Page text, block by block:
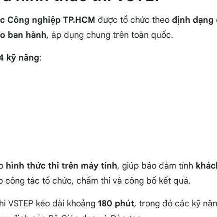
Công nghiệp TP.HCM được tổ chức theo định dạng
ban hành, áp dụng chung trên toàn quốc.
kỹ năng:
hình thức thi trên máy tính, giúp bảo đảm tính
công tác tổ chức, chấm thi và công bố kết quả.
VSTEP kéo dài khoảng 180 phút, trong đó các kỹ